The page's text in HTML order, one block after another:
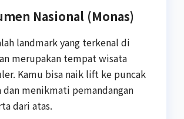
Nasional (Monas)
landmark yang terkenal di
merupakan tempat wisata
Kamu bisa naik lift ke puncak
menikmati pemandangan
dari atas.